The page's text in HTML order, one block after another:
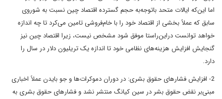
اما این‌که ایالات متحد باتوجه‌به حجم گسترده اقتصاد چین نسبت ‌به شوروی
سابق که عملاً بخشی از اقتصاد خود را با خام‌فروشی تامین می‌کرد تا چه اندازه
خواهد توانست دراین‌راستا موفق شود مشخص نیست، زیرا اقتصاد چین نیز
گنجایش افزایش هزینه‌های نظامی خود تا اندازه یک تریلیون دلار در سال را
دارد.
2- افزایش فشارهای حقوق بشری: در دوران دموکرات‌ها و جو بایدن عملاً اخباری
مبنی‌بر نقض حقوق بشر در سین کیانگ منتشر نشد و فشارهای حقوق بشری به